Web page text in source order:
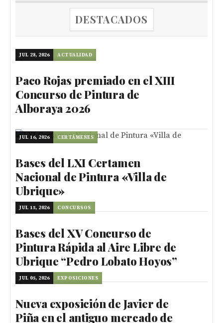
DESTACADOS
JUL 28, 2026 ACTUALIDAD
Paco Rojas premiado en el XIII
Concurso de Pintura de
Alboraya 2026
JUL 16, 2026 CERTÁMENES
Bases del LXI Certamen
Nacional de Pintura «Villa de
Ubrique»
JUL 15, 2026 CONCURSOS
Bases del XV Concurso de
Pintura Rápida al Aire Libre de
Ubrique “Pedro Lobato Hoyos”
JUL 05, 2026 EXPOSICIONES
Nueva exposición de Javier de
Piña en el antiguo mercado de